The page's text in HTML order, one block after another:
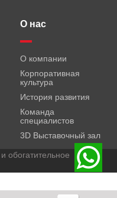
О нас
О компании
Корпоративная
культура
История развития
Команда
специалистов
3D Выставочный зал
обогатительное